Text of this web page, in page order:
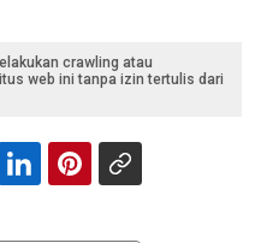
crawling atau
web ini tanpa izin tertulis dari